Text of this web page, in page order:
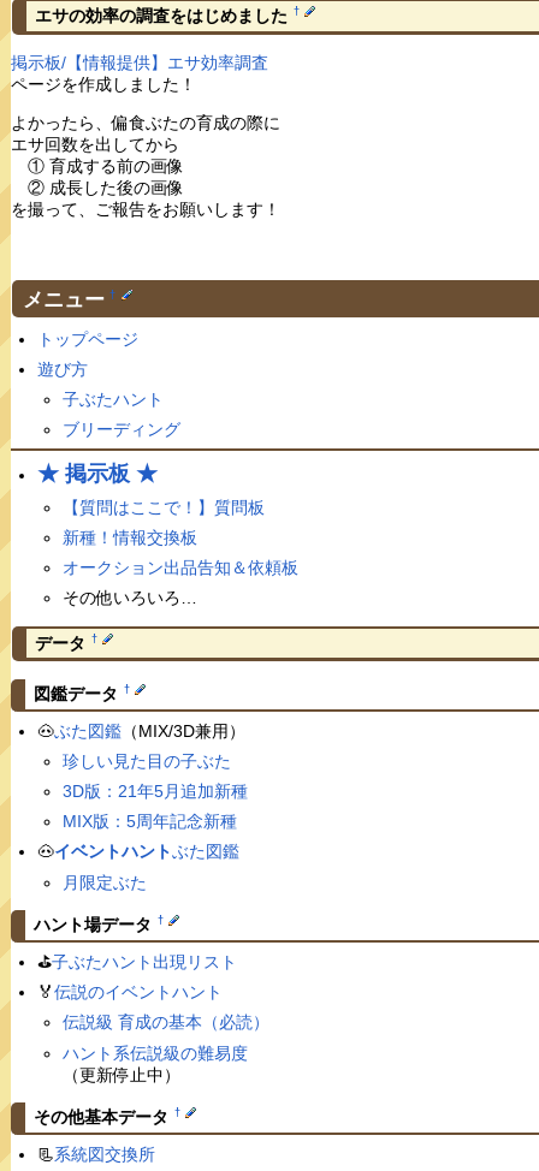
エサの効率の調査をはじめました †
掲示板/【情報提供】エサ効率調査
ページを作成しました！
よかったら、偏食ぶたの育成の際に
エサ回数を出してから
① 育成する前の画像
② 成長した後の画像
を撮って、ご報告をお願いします！
メニュー †
トップページ
遊び方
子ぶたハント
ブリーディング
★ 掲示板 ★
【質問はここで！】質問板
新種！情報交換板
オークション出品告知＆依頼板
その他いろいろ…
データ †
図鑑データ †
🐽ぶた図鑑（MIX/3D兼用）
珍しい見た目の子ぶた
3D版：21年5月追加新種
MIX版：5周年記念新種
🐽イベントハントぶた図鑑
月限定ぶた
ハント場データ †
⛳️子ぶたハント出現リスト
🏅伝説のイベントハント
伝説級 育成の基本（必読）
ハント系伝説級の難易度
（更新停止中）
その他基本データ †
📃系統図交換所